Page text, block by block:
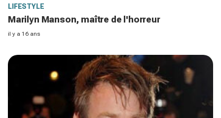
LIFESTYLE
Marilyn Manson, maître de l'horreur
il y a 16 ans